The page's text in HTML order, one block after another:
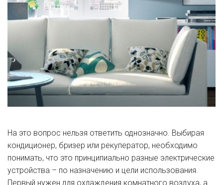
На это вопрос нельзя ответить однозначно. Выбирая
кондиционер, бризер или рекуператор, необходимо
понимать, что это принципиально разные электрические
устройства – по назначению и цели использования.
Первый нужен для охлаждения комнатного воздуха, а